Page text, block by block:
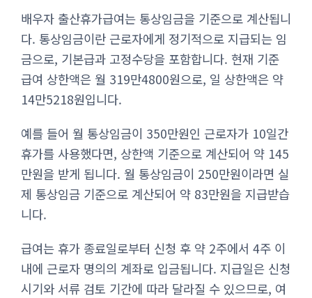
배우자 출산휴가급여는 통상임금을 기준으로 계산됩니
다. 통상임금이란 근로자에게 정기적으로 지급되는 임
금으로, 기본급과 고정수당을 포함합니다. 현재 기준
급여 상한액은 월 319만4800원으로, 일 상한액은 약
14만5218원입니다.
예를 들어 월 통상임금이 350만원인 근로자가 10일간
휴가를 사용했다면, 상한액 기준으로 계산되어 약 145
만원을 받게 됩니다. 월 통상임금이 250만원이라면 실
제 통상임금 기준으로 계산되어 약 83만원을 지급받습
니다.
급여는 휴가 종료일로부터 신청 후 약 2주에서 4주 이
내에 근로자 명의의 계좌로 입금됩니다. 지급일은 신청
시기와 서류 검토 기간에 따라 달라질 수 있으므로, 여